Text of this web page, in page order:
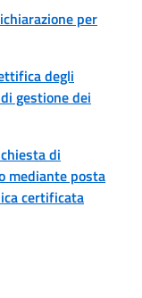
per
degli
gestione dei
di
mediante posta
certificata